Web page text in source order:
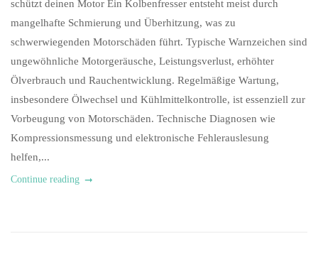
schützt deinen Motor Ein Kolbenfresser entsteht meist durch
mangelhafte Schmierung und Überhitzung, was zu
schwerwiegenden Motorschäden führt. Typische Warnzeichen sind
ungewöhnliche Motorgeräusche, Leistungsverlust, erhöhter
Ölverbrauch und Rauchentwicklung. Regelmäßige Wartung,
insbesondere Ölwechsel und Kühlmittelkontrolle, ist essenziell zur
Vorbeugung von Motorschäden. Technische Diagnosen wie
Kompressionsmessung und elektronische Fehlerauslesung
helfen,...
Continue reading